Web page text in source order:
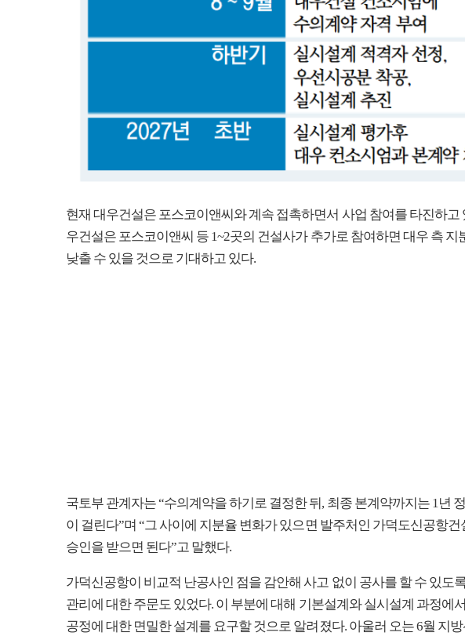
현재 대우건설은 포스코이앤씨와 계속 접촉하면서 사업 참여를 타진하고
우건설은 포스코이앤씨 등 1~2곳의 건설사가 추가로 참여하면 대우 측 지
낮출 수 있을 것으로 기대하고 있다.
국토부 관계자는 “수의계약을 하기로 결정한 뒤, 최종 본계약까지는 1년
이 걸린다”며 “그 사이에 지분율 변화가 있으면 발주처인 가덕도신공항건
승인을 받으면 된다”고 말했다.
가덕신공항이 비교적 난공사인 점을 감안해 사고 없이 공사를 할 수 있도
관리에 대한 주문도 있었다. 이 부분에 대해 기본설계와 실시설계 과정에
공정에 대한 면밀한 설계를 요구할 것으로 알려졌다. 아울러 오는 6월 지